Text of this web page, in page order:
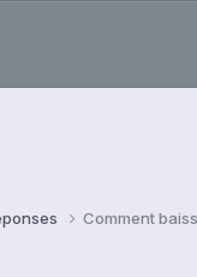
Comment